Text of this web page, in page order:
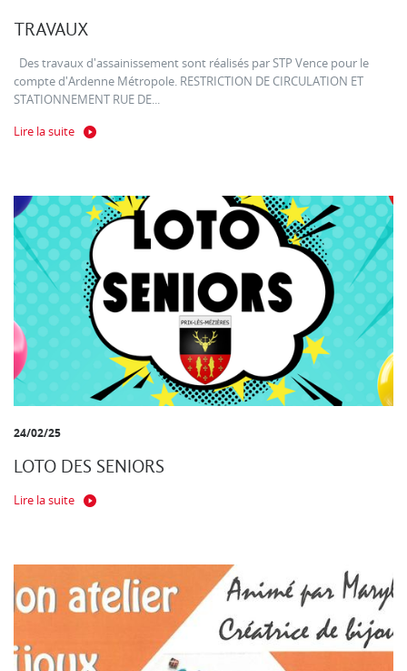
TRAVAUX
Des travaux d'assainissement sont réalisés par STP Vence pour le
compte d'Ardenne Métropole. RESTRICTION DE CIRCULATION ET
STATIONNEMENT RUE DE...
Lire la suite
24/02/25
LOTO DES SENIORS
Lire la suite